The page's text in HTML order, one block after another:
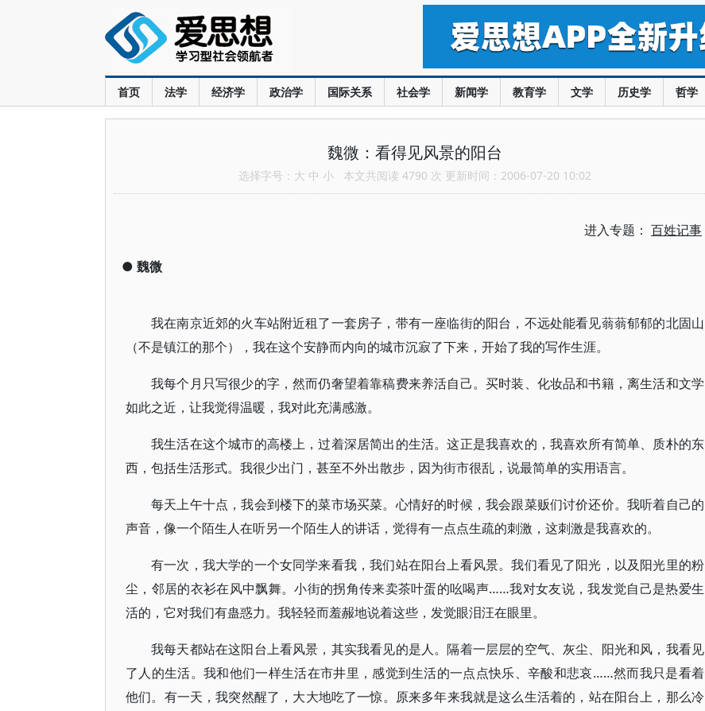
首页 法学 经济学 政治学 国际关系 社会学 新闻学 教育学 文学 历史学 哲学
魏微：看得见风景的阳台
选择字号： 大 中 小 本文共阅读 4790 次 更新时间：2006-07-20 10:02
进入专题： 百姓记事
● 魏微
我在南京近郊的火车站附近租了一套房子，带有一座临街的阳台，不远处能看见蓊蓊郁郁的北固山
（不是镇江的那个），我在这个安静而内向的城市沉寂了下来，开始了我的写作生涯。
我每个月只写很少的字，然而仍奢望着靠稿费来养活自己。买时装、化妆品和书籍，离生活和文学
如此之近，让我觉得温暖，我对此充满感激。
我生活在这个城市的高楼上，过着深居简出的生活。这正是我喜欢的，我喜欢所有简单、质朴的东
西，包括生活形式。我很少出门，甚至不外出散步，因为街市很乱，说最简单的实用语言。
每天上午十点，我会到楼下的菜市场买菜。心情好的时候，我会跟菜贩们讨价还价。我听着自己的
声音，像一个陌生人在听另一个陌生人的讲话，觉得有一点点生疏的刺激，这刺激是我喜欢的。
有一次，我大学的一个女同学来看我，我们站在阳台上看风景。我们看见了阳光，以及阳光里的粉
尘，邻居的衣衫在风中飘舞。小街的拐角传来卖茶叶蛋的吆喝声……我对女友说，我发觉自己是热爱生
活的，它对我们有蛊惑力。我轻轻而羞赧地说着这些，发觉眼泪汪在眼里。
我每天都站在这阳台上看风景，其实我看见的是人。隔着一层层的空气、灰尘、阳光和风，我看见
了人的生活。我和他们一样生活在市井里，感觉到生活的一点点快乐、辛酸和悲哀……然而我只是看着
他们。有一天，我突然醒了，大大地吃了一惊。原来多年来我就是这么生活着的，站在阳台上，那么冷